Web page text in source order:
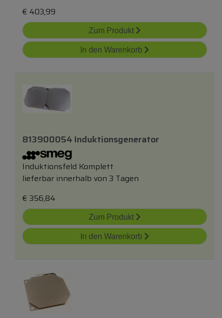
€ 403,99
Zum Produkt
In den Warenkorb
813900054 Induktionsgenerator
Induktionsfeld Komplett
lieferbar innerhalb von 3 Tagen
€ 356,84
Zum Produkt
In den Warenkorb